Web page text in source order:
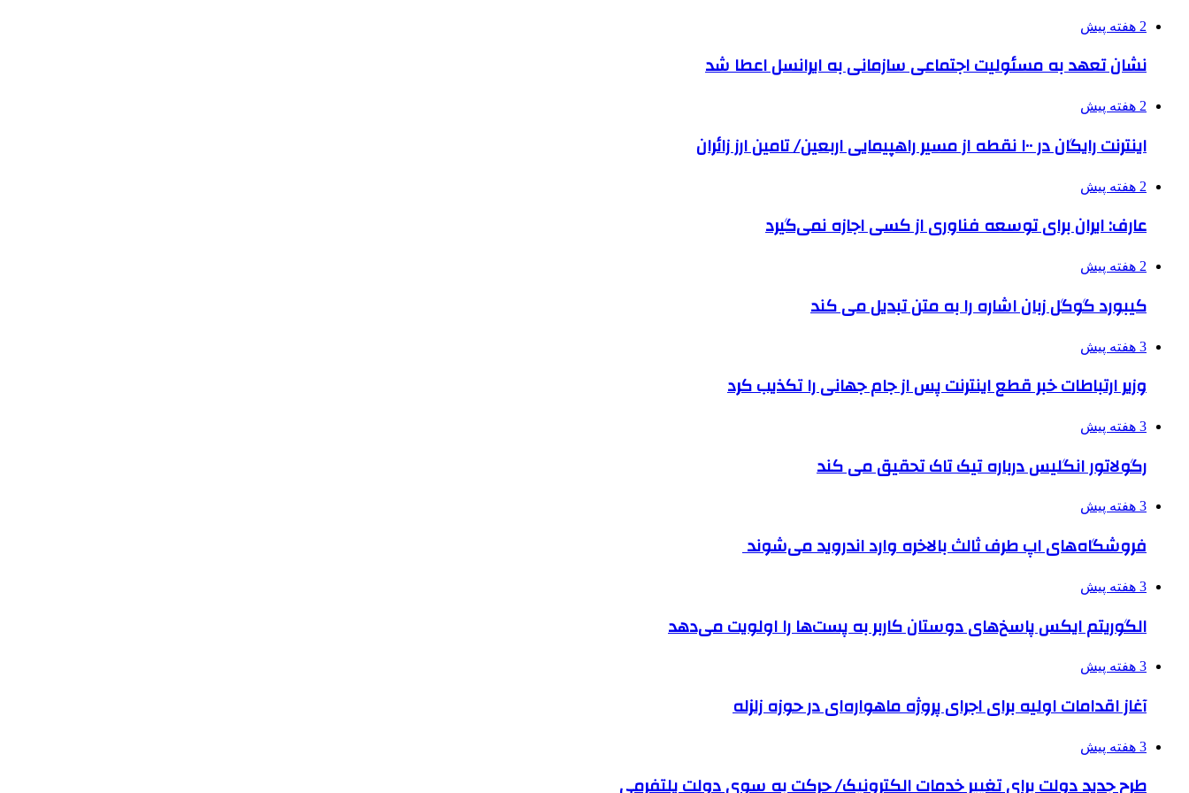
2 هفته پیش
نشان تعهد به مسئولیت اجتماعی سازمانی به ایرانسل اعطا شد
2 هفته پیش
اینترنت رایگان در ۱۰۰ نقطه از مسیر راهپیمایی اربعین/ تامین ارز زائران
2 هفته پیش
عارف: ایران برای توسعه فناوری از کسی اجازه نمی‌گیرد
2 هفته پیش
کیبورد گوگل زبان اشاره را به متن تبدیل می کند
3 هفته پیش
وزیر ارتباطات خبر قطع اینترنت پس از جام جهانی را تکذیب کرد
3 هفته پیش
رگولاتور انگلیس درباره تیک تاک تحقیق می کند
3 هفته پیش
فروشگاه‌های اپ طرف ثالث بالاخره وارد اندروید می‌شوند
3 هفته پیش
الگوریتم ایکس پاسخ‌های دوستان کاربر به پست‌ها را اولویت می‌دهد
3 هفته پیش
آغاز اقدامات اولیه برای اجرای پروژه ماهواره‌ای در حوزه زلزله
3 هفته پیش
طرح جدید دولت برای تغییر خدمات الکترونیک/ حرکت به سوی دولت پلتفرمی